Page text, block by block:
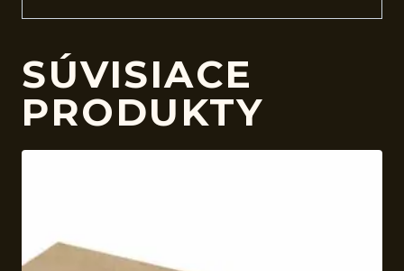
SÚVISIACE
PRODUKTY